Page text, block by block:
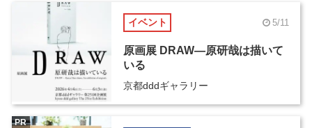
イベント 5/11
原画展 DRAW―原研哉は描いて
いる
京都dddギャラリー
PR